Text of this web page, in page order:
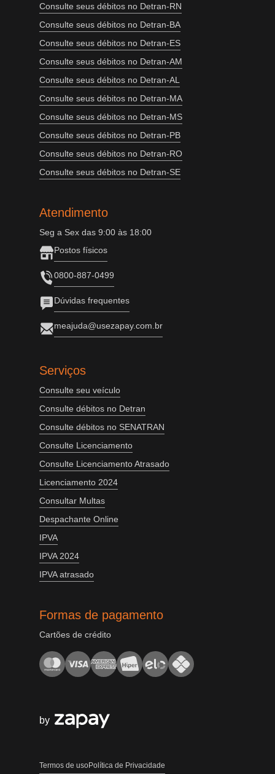
Consulte seus débitos no Detran-RN
Consulte seus débitos no Detran-BA
Consulte seus débitos no Detran-ES
Consulte seus débitos no Detran-AM
Consulte seus débitos no Detran-AL
Consulte seus débitos no Detran-MA
Consulte seus débitos no Detran-MS
Consulte seus débitos no Detran-PB
Consulte seus débitos no Detran-RO
Consulte seus débitos no Detran-SE
Atendimento
Seg a Sex das 9:00 às 18:00
Postos físicos
0800-887-0499
Dúvidas frequentes
meajuda@usezapay.com.br
Serviços
Consulte seu veículo
Consulte débitos no Detran
Consulte débitos no SENATRAN
Consulte Licenciamento
Consulte Licenciamento Atrasado
Licenciamento 2024
Consultar Multas
Despachante Online
IPVA
IPVA 2024
IPVA atrasado
Formas de pagamento
Cartões de crédito
by
Termos de usoPolítica de Privacidade